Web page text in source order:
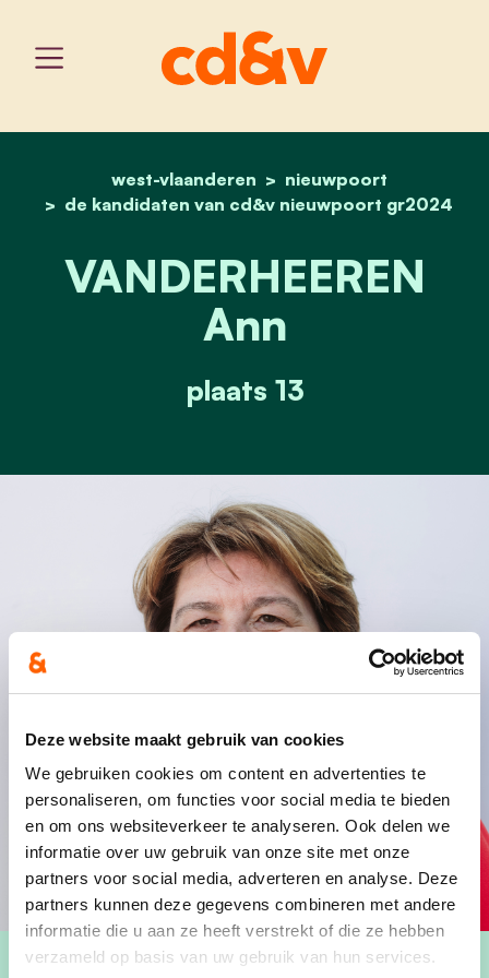
Deze website maakt gebruik van cookies
We gebruiken cookies om content en advertenties te
personaliseren, om functies voor social media te bieden
en om ons websiteverkeer te analyseren. Ook delen we
informatie over uw gebruik van onze site met onze
partners voor social media, adverteren en analyse. Deze
partners kunnen deze gegevens combineren met andere
informatie die u aan ze heeft verstrekt of die ze hebben
verzameld op basis van uw gebruik van hun services.
home
west-vlaanderen
nieuwpoort
de kandidaten van cd&v nieuwpoort gr2024
vanderheeren ann
VANDERHEEREN
Ann
plaats 13